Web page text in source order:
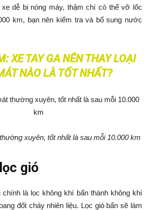
dễ bị nóng máy, thậm chí có thể vỡ lốc
km, bạn nên kiểm tra và bổ sung nước
XE TAY GA NÊN THAY LOẠI
NÀO LÀ TỐT NHẤT?
xuyên, tốt nhất là sau mỗi 10.000 km
gió
là lọc không khí bẩn thành không khí
đốt cháy nhiên liệu. Lọc gió bẩn sẽ làm